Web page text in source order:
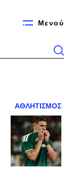
Μενού
ΑΘΛΗΤΙΣΜΟΣ